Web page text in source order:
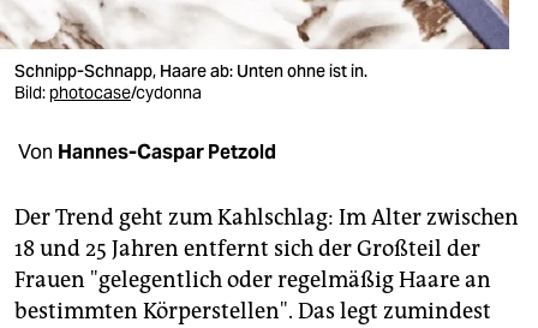
verlag
verlag
shop
fragen & hilfe
unterstützen
abo
Schnipp-Schnapp, Haare ab: Unten ohne ist in.
Bild:photocase/cydonna
Von Hannes-Caspar Petzold
Der Trend geht zum Kahlschlag: Im Alter zwischen
18 und 25 Jahren entfernt sich der Großteil der
Frauen "gelegentlich oder regelmäßig Haare an
bestimmten Körperstellen". Das legt zumindest